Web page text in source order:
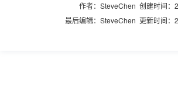
作者：SteveChen 创建时间：
最后编辑：SteveChen 更新时间：